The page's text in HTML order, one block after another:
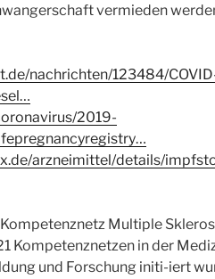
vermieden
nachrichten/123484/
2019-
arzneimittel/details/
Multiple
Kompetenznetzen in der
und Forschung initi-iert